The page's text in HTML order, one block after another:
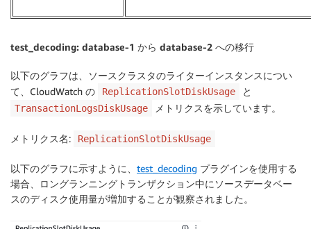
test_decoding: database-1 から database-2 への移行
以下のグラフは、ソースクラスタのライターインスタンスについ
て、CloudWatch の
ReplicationSlotDiskUsage と
TransactionLogsDiskUsage メトリクスを示しています。
メトリクス名: ReplicationSlotDiskUsage
以下のグラフに示すように、 test_decoding プラグインを使用する
場合、ロングランニングトランザクション中にソースデータベー
スのディスク使用量が増加することが観察されました。